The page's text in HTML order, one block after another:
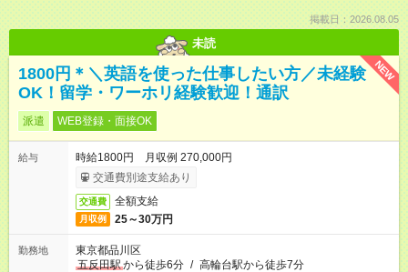
掲載日：2026.08.05
未読
NEW
1800円＊＼英語を使った仕事したい方／未経験
OK！留学・ワーホリ経験歓迎！通訳
派遣 WEB登録・面接OK
給与
時給1800円 月収例 270,000円
交通費別途支給あり
交通費 全額支給
月収例 25～30万円
勤務地
東京都品川区
五反田駅から徒歩6分 / 高輪台駅から徒歩7分